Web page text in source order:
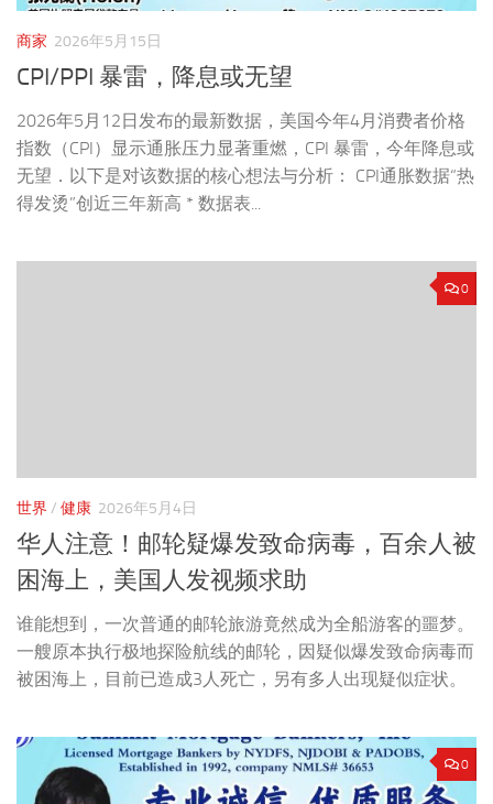
商家 2026年5月15日
CPI/PPI 暴雷，降息或无望
2026年5月12日发布的最新数据，美国今年4月消费者价格
指数（CPI）显示通胀压力显著重燃，CPI 暴雷，今年降息或
无望．以下是对该数据的核心想法与分析： CPI通胀数据“热
得发烫”创近三年新高 * 数据表...
0
世界 / 健康 2026年5月4日
华人注意！邮轮疑爆发致命病毒，百余人被
困海上，美国人发视频求助
谁能想到，一次普通的邮轮旅游竟然成为全船游客的噩梦。
一艘原本执行极地探险航线的邮轮，因疑似爆发致命病毒而
被困海上，目前已造成3人死亡，另有多人出现疑似症状。
0